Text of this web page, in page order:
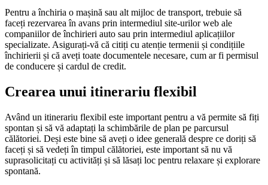
Pentru a închiria o mașină sau alt mijloc de transport, trebuie să
faceți rezervarea în avans prin intermediul site-urilor web ale
companiilor de închirieri auto sau prin intermediul aplicațiilor
specializate. Asigurați-vă că citiți cu atenție termenii și condițiile
închirierii și că aveți toate documentele necesare, cum ar fi permisul
de conducere și cardul de credit.
Crearea unui itinerariu flexibil
Având un itinerariu flexibil este important pentru a vă permite să fiți
spontan și să vă adaptați la schimbările de plan pe parcursul
călătoriei. Deși este bine să aveți o idee generală despre ce doriți să
faceți și să vedeți în timpul călătoriei, este important să nu vă
suprasolicitați cu activități și să lăsați loc pentru relaxare și explorare
spontană.